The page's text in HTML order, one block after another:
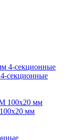
секционные
мм